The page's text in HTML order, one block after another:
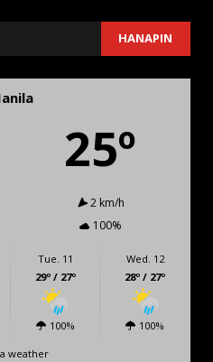
HANAPIN
25º
2 km/h
100%
Tue. 11
29º / 27º
100%
Wed. 12
28º / 27º
100%
weather